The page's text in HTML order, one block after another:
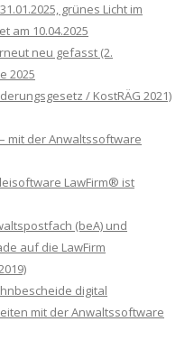
grünes Licht im
am 10.04.2025
neu gefasst (2.
2025
/ KostRÄG 2021)
mit der Anwaltssoftware
LawFirm® ist
(beA) und
auf die LawFirm
digital
mit der Anwaltssoftware